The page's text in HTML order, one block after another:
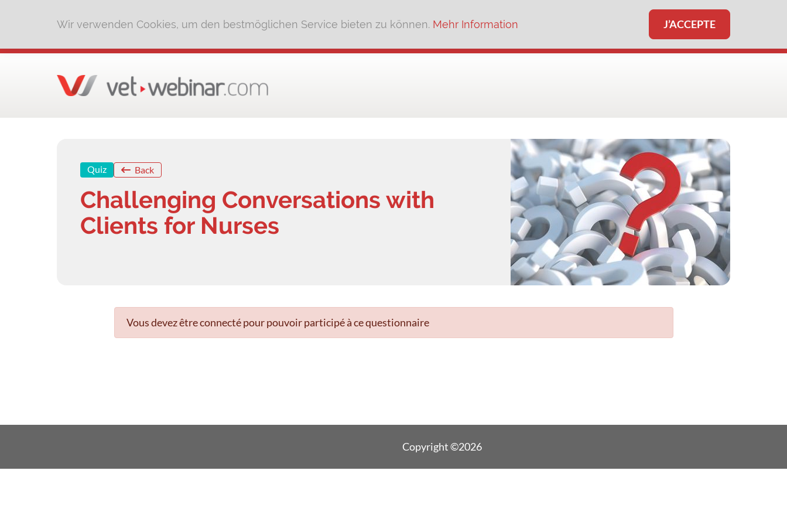
Wir verwenden Cookies, um den bestmöglichen Service bieten zu können. Mehr Information J’ACCEPTE
Quiz Back
Challenging Conversations with
Clients for Nurses
Vous devez être connecté pour pouvoir participé à ce questionnaire
Copyright ©2026